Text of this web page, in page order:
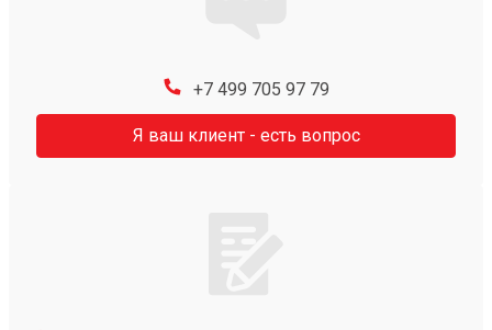
+7 499 705 97 79
Я ваш клиент - есть вопрос